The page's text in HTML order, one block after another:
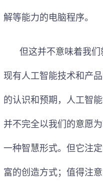
解等能力的电脑程序。
但这并不意味着我们
现有人工智能技术和产
的认识和预期，人工智
并不完全以我们的意愿
一种智慧形式。但它注
富的创造方式；值得注